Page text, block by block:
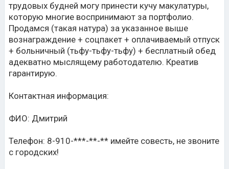
трудовых будней могу принести кучу макулатуры,
которую многие воспринимают за портфолио.
Продамся (такая натура) за указанное выше
вознаграждение + соцпакет + оплачиваемый отпуск
+ больничный (тьфу-тьфу-тьфу) + бесплатный обед
адекватно мыслящему работодателю. Креатив
гарантирую.
Контактная информация:
ФИО: Дмитрий
Телефон: 8-910-***-**-** имейте совесть, не звоните
с городских!